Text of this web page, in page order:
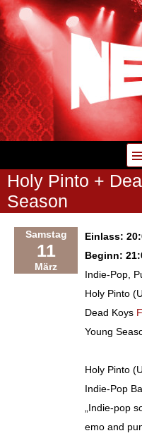
Zum
Inhalt
springen
Holy Pinto +
Season
Samstag
11
März
Einlass:
Beginn:
Indie-Pop,
Holy Pinto
Dead Koys
Young
Holy Pinto
Indie-Pop
„Indie-pop
emo and